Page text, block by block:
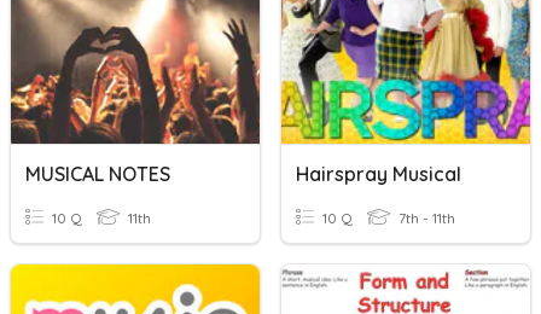
MUSICAL NOTES
10 Q 11th
Hairspray Musical
10 Q 7th - 11th